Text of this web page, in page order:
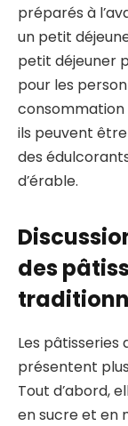
préparés à
un petit
petit déjeuner
pour les
consommation
ils peuvent
des
d’érable.
des
Les
présentent
Tout d’abord,
en sucre et en